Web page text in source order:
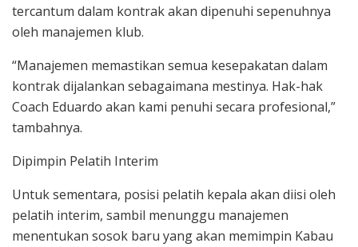
tercantum dalam kontrak akan dipenuhi sepenuhnya
oleh manajemen klub.
“Manajemen memastikan semua kesepakatan dalam
kontrak dijalankan sebagaimana mestinya. Hak-hak
Coach Eduardo akan kami penuhi secara profesional,”
tambahnya.
Dipimpin Pelatih Interim
Untuk sementara, posisi pelatih kepala akan diisi oleh
pelatih interim, sambil menunggu manajemen
menentukan sosok baru yang akan memimpin Kabau